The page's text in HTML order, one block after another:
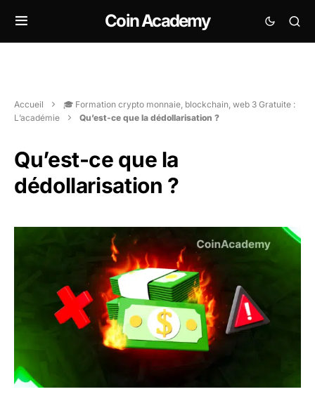
Coin Academy
Accueil
🎓 Formation crypto monnaie, blockchain, web 3 Gratuite :
L’académie
Qu’est-ce que la dédollarisation ?
Qu’est-ce que la
dédollarisation ?